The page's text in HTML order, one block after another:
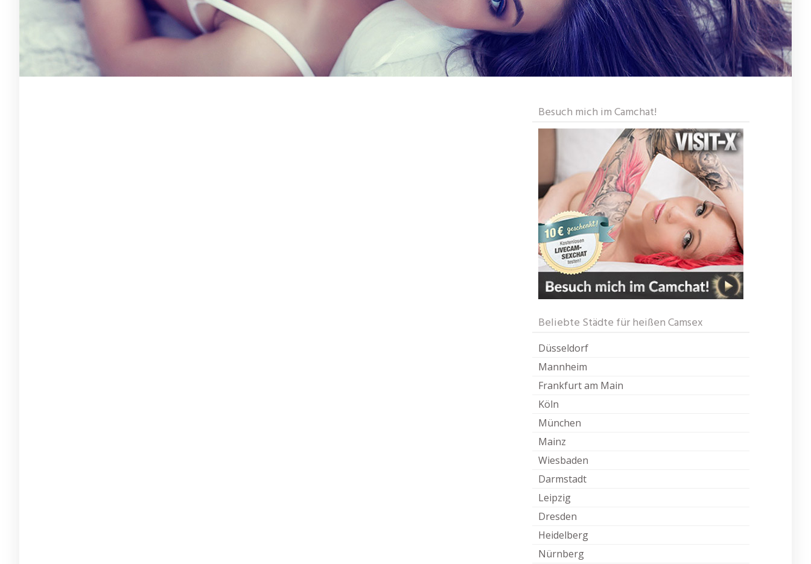
Besuch mich im Camchat!
Beliebte Städte für heißen Camsex
Düsseldorf
Mannheim
Frankfurt am Main
Köln
München
Mainz
Wiesbaden
Darmstadt
Leipzig
Dresden
Heidelberg
Nürnberg